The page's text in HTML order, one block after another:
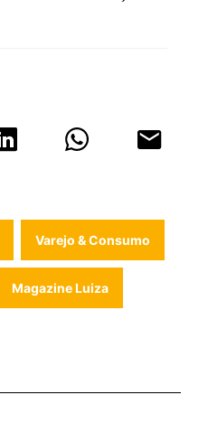
Varejo & Consumo
Magazine Luiza